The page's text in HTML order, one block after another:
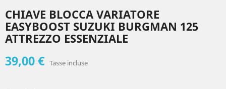
CHIAVE BLOCCA VARIATORE
EASYBOOST SUZUKI BURGMAN 125
ATTREZZO ESSENZIALE
39,00 € Tasse incluse